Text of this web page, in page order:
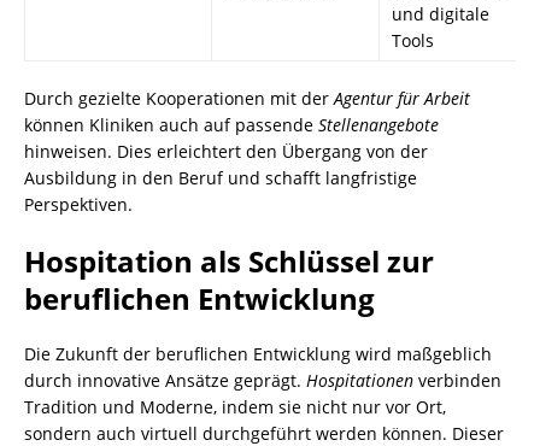
und digitale
Tools
Durch gezielte Kooperationen mit der Agentur für Arbeit
können Kliniken auch auf passende Stellenangebote
hinweisen. Dies erleichtert den Übergang von der
Ausbildung in den Beruf und schafft langfristige
Perspektiven.
Hospitation als Schlüssel zur
beruflichen Entwicklung
Die Zukunft der beruflichen Entwicklung wird maßgeblich
durch innovative Ansätze geprägt. Hospitationen verbinden
Tradition und Moderne, indem sie nicht nur vor Ort,
sondern auch virtuell durchgeführt werden können. Dieser